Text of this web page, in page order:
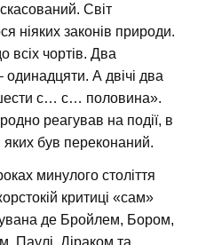
Світ
ніяких законів природи.
чортів. Два
А двічі два
с… с… половина».
реагував на події, в
був переконаний.
минулого століття
критиці «сам»
де Бройлем, Бором,
Паулі, Діраком та